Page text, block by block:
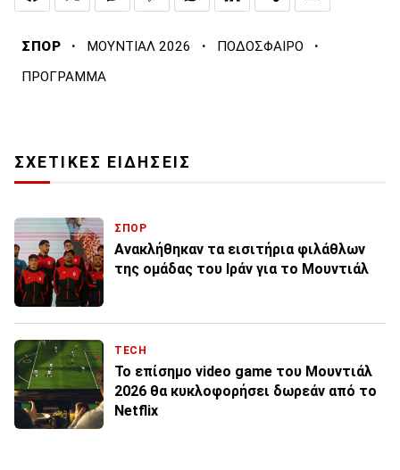
ΣΠΟΡ · ΜΟΥΝΤΙΑΛ 2026 · ΠΟΔΟΣΦΑΙΡΟ ·
ΠΡΟΓΡΑΜΜΑ
ΣΧΕΤΙΚΕΣ ΕΙΔΗΣΕΙΣ
ΣΠΟΡ
Ανακλήθηκαν τα εισιτήρια φιλάθλων
της ομάδας του Ιράν για το Μουντιάλ
TECH
Το επίσημο video game του Μουντιάλ
2026 θα κυκλοφορήσει δωρεάν από το
Netflix